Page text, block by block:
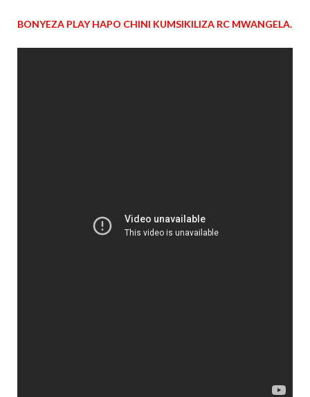
BONYEZA PLAY HAPO CHINI KUMSIKILIZA RC MWANGELA.